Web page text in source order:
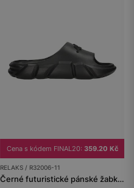
Cena s kódem FINAL20: 359.20 Kč
RELAKS / R32006-11
Černé futuristické pánské žabky RELAKS